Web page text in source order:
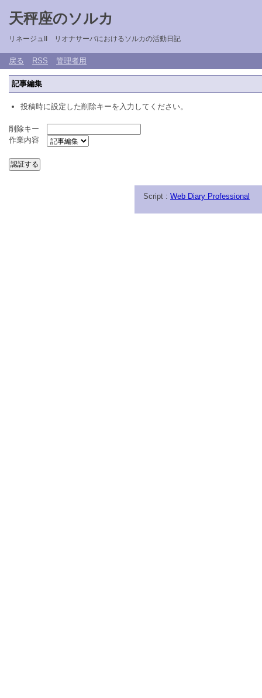
天秤座のソルカ
リネージュII リオナサーバにおけるソルカの活動日記
戻る RSS 管理者用
記事編集
投稿時に設定した削除キーを入力してください。
削除キー
作業内容
Script : Web Diary Professional